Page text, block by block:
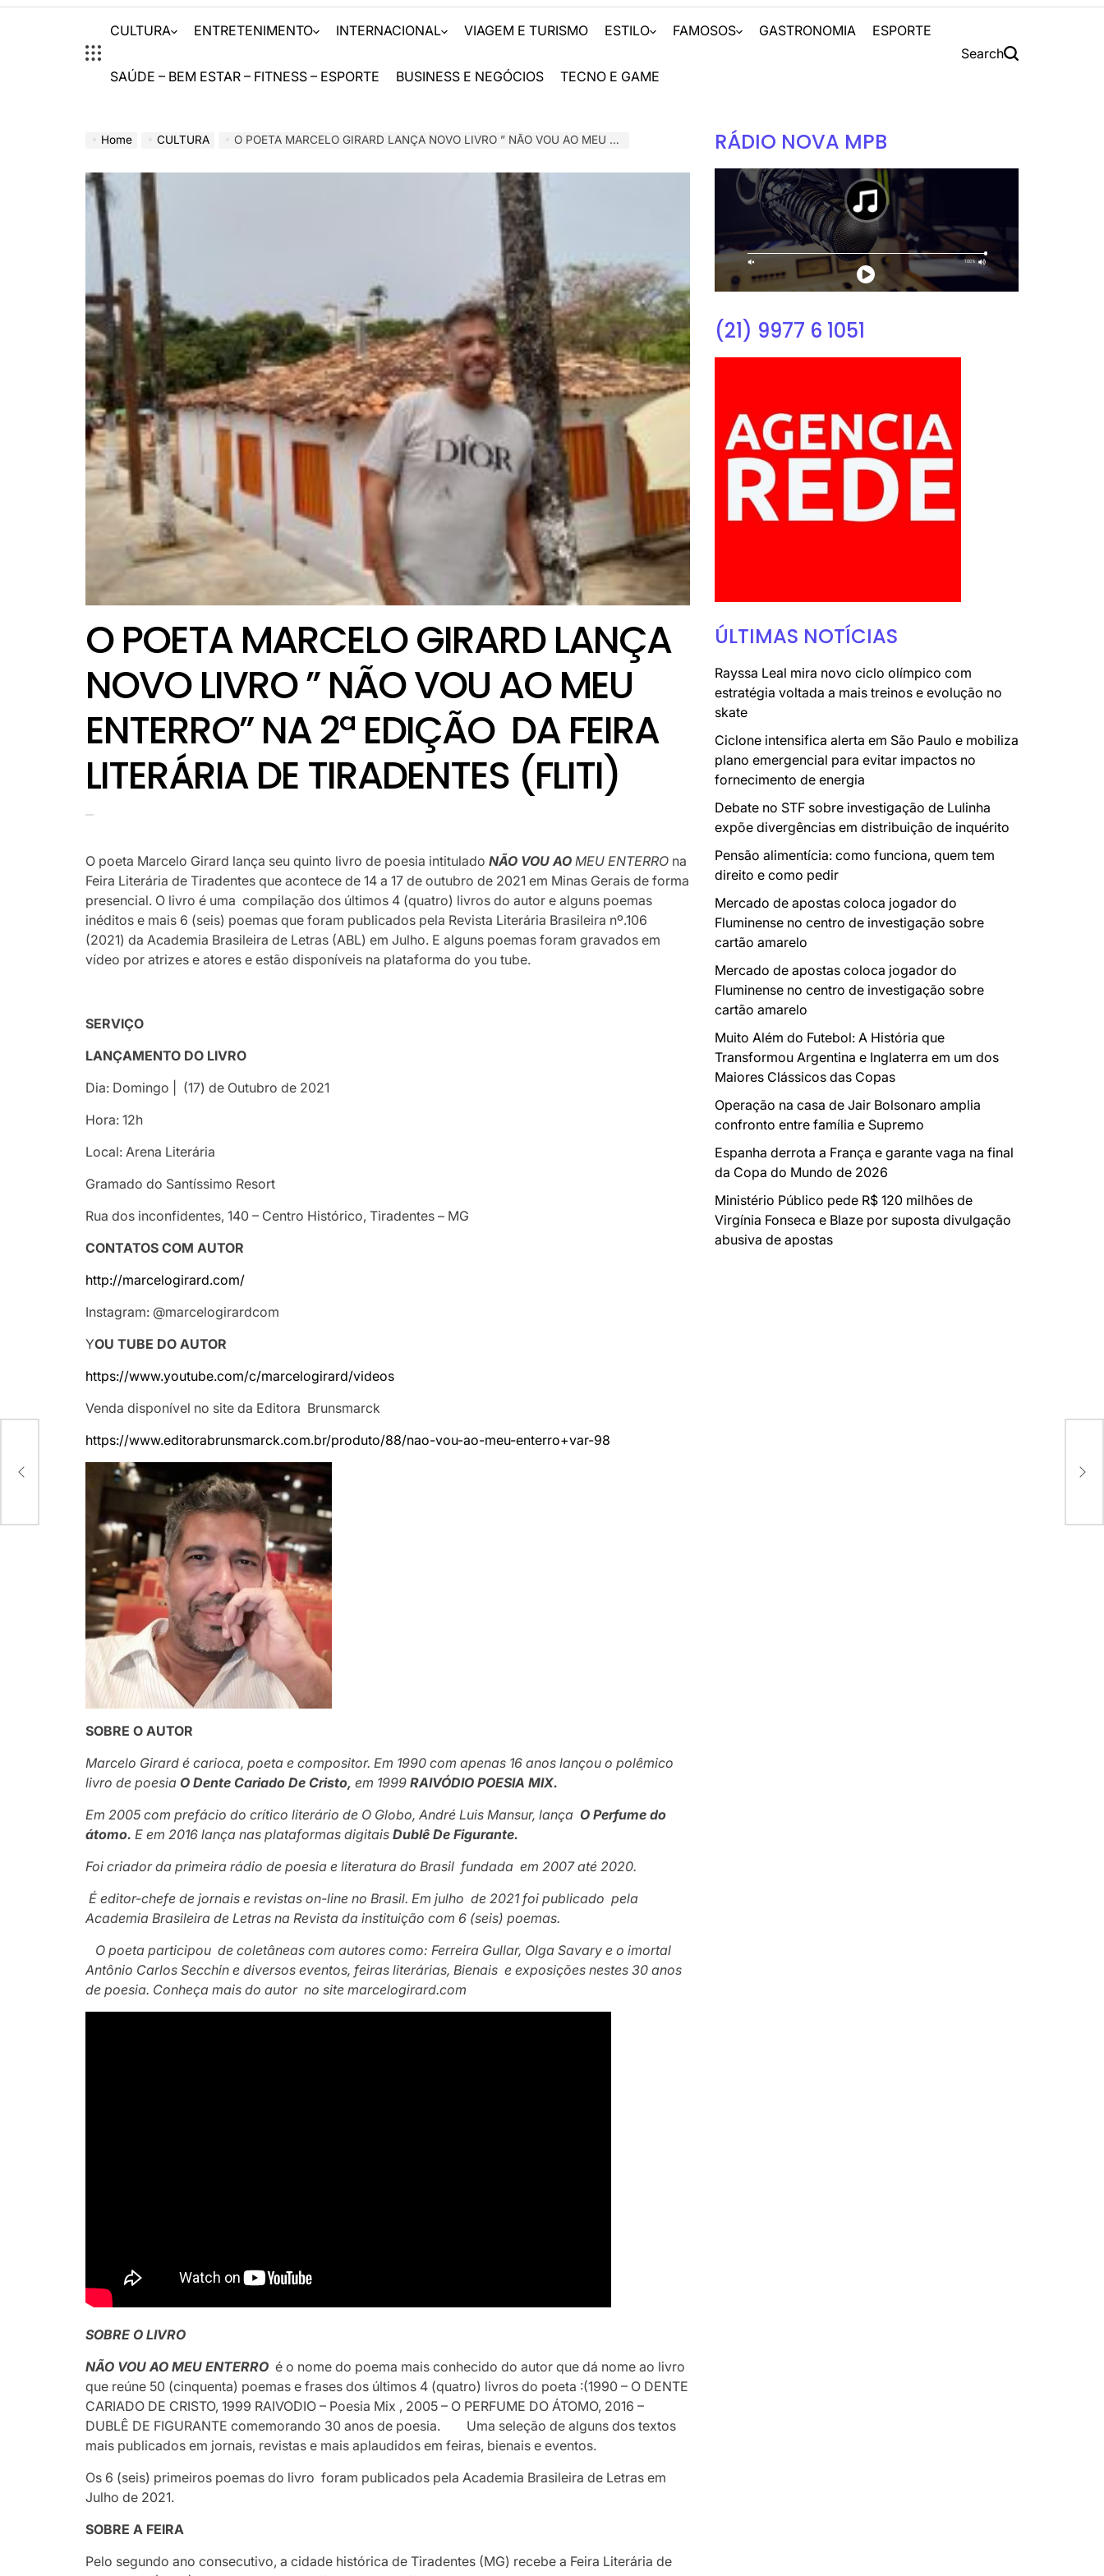
CULTURA ENTRETENIMENTO INTERNACIONAL VIAGEM E TURISMO ESTILO FAMOSOS GASTRONOMIA ESPORTE
SAÚDE – BEM ESTAR – FITNESS – ESPORTE BUSINESS E NEGÓCIOS TECNO E GAME
Search
Home CULTURA O POETA MARCELO GIRARD LANÇA NOVO LIVRO ” NÃO VOU AO MEU ENTERRO” NA 2ª EDIÇÃO DA FEIRA LITERÁRIA DE TIRADENTES (FLITI)
O POETA MARCELO GIRARD LANÇA
NOVO LIVRO ” NÃO VOU AO MEU
ENTERRO” NA 2ª EDIÇÃO DA FEIRA
LITERÁRIA DE TIRADENTES (FLITI)
O poeta Marcelo Girard lança seu quinto livro de poesia intituladoNÃO VOU AO MEU ENTERRO na
Feira Literária de Tiradentes que acontece de 14 a 17 de outubro de 2021 em Minas Gerais de forma
presencial. O livro é uma compilação dos últimos 4 (quatro) livros do autor e alguns poemas
inéditos e mais 6 (seis) poemas que foram publicados pela Revista Literária Brasileira nº.106
(2021) daAcademia Brasileira de Letras (ABL) em Julho. E alguns poemas foram gravados em
vídeo por atrizes e atores e estão disponíveis na plataforma do you tube.
SERVIÇO
LANÇAMENTO DO LIVRO
Dia: Domingo | (17) de Outubro de 2021
Hora: 12h
Local: Arena Literária
Gramado do Santíssimo Resort
Rua dos inconfidentes, 140 – Centro Histórico, Tiradentes – MG
CONTATOS COM AUTOR
http://marcelogirard.com/
Instagram: @marcelogirardcom
YOU TUBE DO AUTOR
https://www.youtube.com/c/marcelogirard/videos
Venda disponível no site da Editora Brunsmarck
https://www.editorabrunsmarck.com.br/produto/88/nao-vou-ao-meu-enterro+var-98
SOBRE O AUTOR
Marcelo Girard é carioca, poeta e compositor. Em 1990 com apenas 16 anos lançou o polêmico
livro de poesia O Dente Cariado De Cristo, em 1999RAIVÓDIO POESIA MIX.
Em 2005 com prefácio do crítico literário de O Globo, André Luis Mansur, lança O Perfume do
átomo.E em 2016 lança nas plataformas digitaisDublê De Figurante.
Foi criador da primeira rádio de poesia e literatura do Brasil fundada em 2007 até 2020.
É editor-chefe de jornais e revistas on-line no Brasil.Em julho de 2021 foi publicado pela
Academia Brasileira de Letras na Revista da instituição com 6 (seis) poemas.
O poeta participou de coletâneas com autores como: Ferreira Gullar, Olga Savary e o imortal
Antônio Carlos Secchin e diversos eventos, feiras literárias, Bienais e exposições nestes 30 anos
de poesia. Conheça mais do autor no site marcelogirard.com
SOBRE O LIVRO
NÃO VOU AO MEU ENTERRO é o nome do poema mais conhecido do autor que dá nome ao livro
que reúne 50 (cinquenta) poemas e frases dos últimos 4 (quatro) livros do poeta :(1990 – O DENTE
CARIADO DE CRISTO, 1999 RAIVODIO – Poesia Mix , 2005 – O PERFUME DO ÁTOMO, 2016 –
DUBLÊ DE FIGURANTE comemorando 30 anos de poesia. Uma seleção de alguns dos textos
mais publicados em jornais, revistas e mais aplaudidos em feiras, bienais e eventos.
Os 6 (seis) primeiros poemas do livro foram publicados pela Academia Brasileira de Letras em
Julho de 2021.
SOBRE A FEIRA
Pelo segundo ano consecutivo, a cidade histórica de Tiradentes (MG) recebe a Feira Literária de
RÁDIO NOVA MPB
(21) 9977 6 1051
ÚLTIMAS NOTÍCIAS
Rayssa Leal mira novo ciclo olímpico com
estratégia voltada a mais treinos e evolução no
skate
Ciclone intensifica alerta em São Paulo e mobiliza
plano emergencial para evitar impactos no
fornecimento de energia
Debate no STF sobre investigação de Lulinha
expõe divergências em distribuição de inquérito
Pensão alimentícia: como funciona, quem tem
direito e como pedir
Mercado de apostas coloca jogador do
Fluminense no centro de investigação sobre
cartão amarelo
Mercado de apostas coloca jogador do
Fluminense no centro de investigação sobre
cartão amarelo
Muito Além do Futebol: A História que
Transformou Argentina e Inglaterra em um dos
Maiores Clássicos das Copas
Operação na casa de Jair Bolsonaro amplia
confronto entre família e Supremo
Espanha derrota a França e garante vaga na final
da Copa do Mundo de 2026
Ministério Público pede R$ 120 milhões de
Virgínia Fonseca e Blaze por suposta divulgação
abusiva de apostas